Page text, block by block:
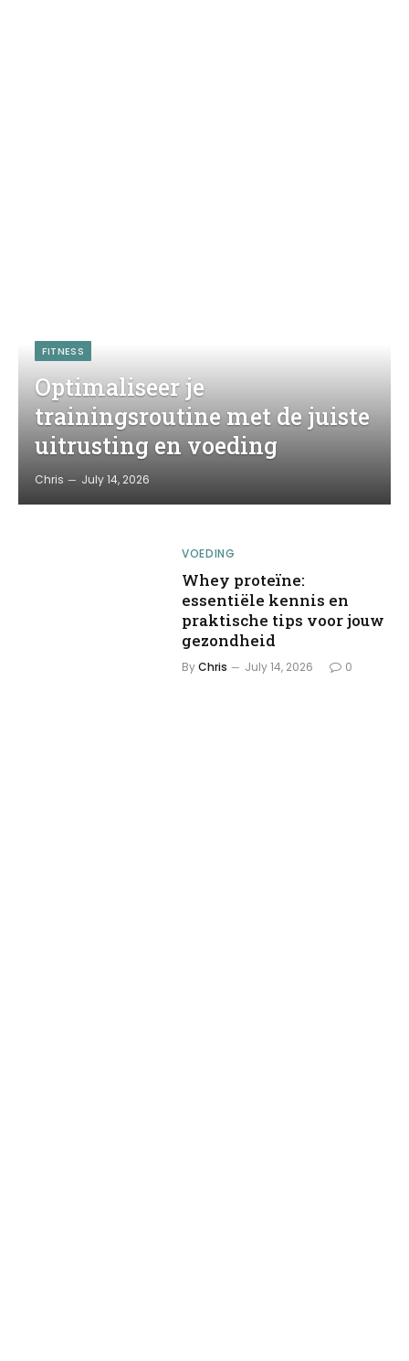
FITNESS
Optimaliseer je
trainingsroutine met de juiste
uitrusting en voeding
Chris July 14, 2026
VOEDING
Whey proteïne:
essentiële kennis en
praktische tips voor jouw
gezondheid
ByChris July 14, 2026 0